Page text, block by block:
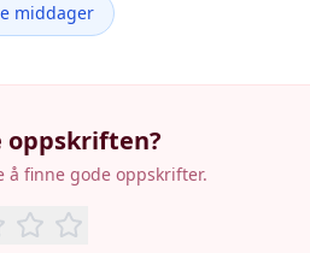
middager
oppskriften?
finne gode oppskrifter.